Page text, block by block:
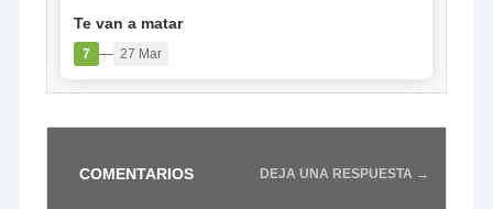
Te van a matar
7 — 27 Mar
COMENTARIOS DEJA UNA RESPUESTA →